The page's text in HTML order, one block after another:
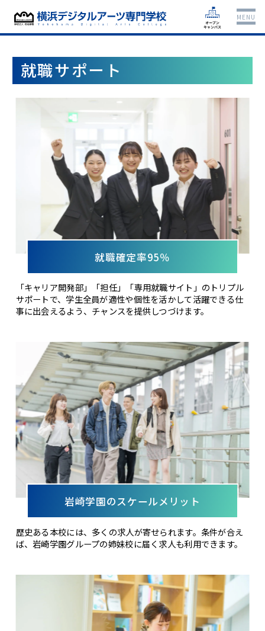
MENU
就職サポート
就職確定率95％
「キャリア開発部」「担任」「専用就職サイト」のトリプル
サポートで、学生全員が適性や個性を活かして活躍できる仕
事に出会えるよう、チャンスを提供しつづけます。
岩崎学園のスケールメリット
歴史ある本校には、多くの求人が寄せられます。条件が合え
ば、岩崎学園グループの姉妹校に届く求人も利用できます。